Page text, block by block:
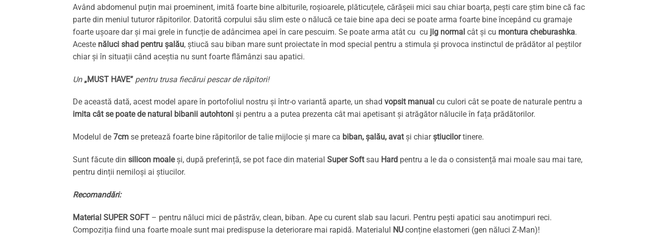
Având abdomenul puțin mai proeminent, imită foarte bine albiturile, roșioarele, plăticuțele, cărășeii mici sau chiar boarța, pești care știm bine că fac
parte din meniul tuturor răpitorilor. Datorită corpului său slim este o nălucă ce taie bine apa deci se poate arma foarte bine începând cu gramaje
foarte ușoare dar și mai grele in funcție de adâncimea apei în care pescuim. Se poate arma atât cu cu jig normal cât și cu montura cheburashka.
Aceste năluci shad pentru șalău, știucă sau biban mare sunt proiectate în mod special pentru a stimula și provoca instinctul de prădător al peștilor
chiar și în situații când aceștia nu sunt foarte flămânzi sau apatici.
Un „MUST HAVE” pentru trusa fiecărui pescar de răpitori!
De această dată, acest model apare în portofoliul nostru și într-o variantă aparte, un shad vopsit manual cu culori cât se poate de naturale pentru a
imita cât se poate de natural bibanii autohtoni și pentru a a putea prezenta cât mai apetisant și atrăgător nălucile în fața prădătorilor.
Modelul de 7cm se pretează foarte bine răpitorilor de talie mijlocie și mare ca biban, șalău, avatși chiarștiucilortinere.
Sunt făcute din silicon moaleși, după preferință, se pot face din material Super Softsau Hard pentru a le da o consistență mai moale sau mai tare,
pentru dinții nemiloși ai știucilor.
Recomandări:
Material SUPER SOFT – pentru năluci mici de păstrăv, clean, biban. Ape cu curent slab sau lacuri. Pentru pești apatici sau anotimpuri reci.
Compoziția fiind una foarte moale sunt mai predispuse la deteriorare mai rapidă. Materialul NU conține elastomeri (gen năluci Z-Man)!